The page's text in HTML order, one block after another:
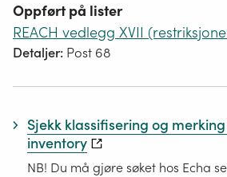
Oppført på lister
REACH vedlegg XVII
Detaljer: Post 68
Sjekk klassifisering og merking
inventory
NB! Du må gjøre søket hos Echa